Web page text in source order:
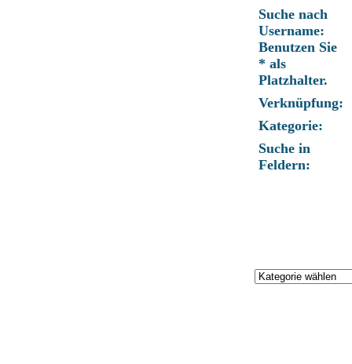
Suche nach
Username:
Benutzen Sie
* als
Platzhalter.
Verknüpfung:
Kategorie:
Suche in
Feldern: